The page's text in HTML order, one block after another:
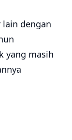
dengan
yang masih